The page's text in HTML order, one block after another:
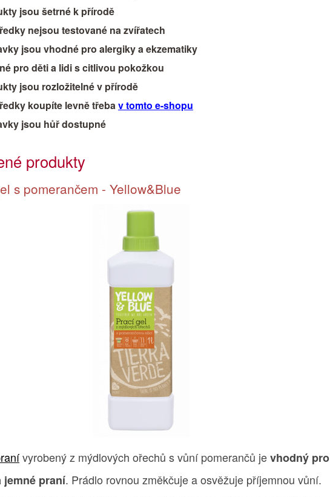
jsou šetrné k přírodě
nejsou testované na zvířatech
jsou vhodné pro alergiky a ekzematiky
pro děti a lidi s citlivou pokožkou
jsou rozložitelné v přírodě
koupíte levně třebav tomto e-shopu
jsou hůř dostupné
produkty
s pomerančem - Yellow&Blue
vyrobený z mýdlových ořechů s vůní pomerančů jevhodný pro
jemné praní. Prádlo rovnou změkčuje a osvěžuje příjemnou vůní.